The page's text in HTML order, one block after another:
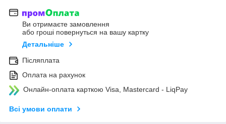
Ви отримаєте замовлення
або гроші повернуться на вашу картку
Детальніше
Післяплата
Оплата на рахунок
Онлайн-оплата карткою Visa, Mastercard - LiqPay
Всі умови оплати